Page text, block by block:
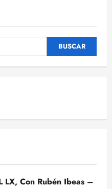
BUSCAR
LX, Con Rubén Ibeas –